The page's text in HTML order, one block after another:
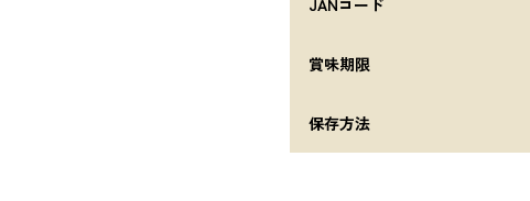
賞味期限
保存方法